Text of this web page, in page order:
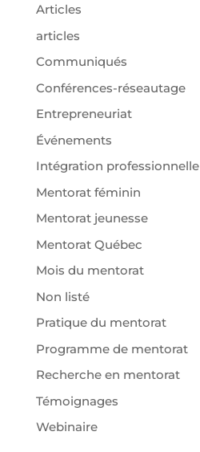
Articles
articles
Communiqués
Conférences-réseautage
Entrepreneuriat
Événements
Intégration professionnelle
Mentorat féminin
Mentorat jeunesse
Mentorat Québec
Mois du mentorat
Non listé
Pratique du mentorat
Programme de mentorat
Recherche en mentorat
Témoignages
Webinaire